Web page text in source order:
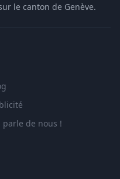
le canton de Genève.
parle de nous !